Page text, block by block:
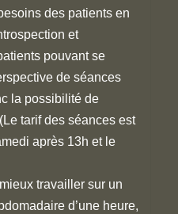
des patients en
et
pouvant se
de séances
la possibilité de
tarif des séances est
après 13h et le
travailler sur un
d’une heure,